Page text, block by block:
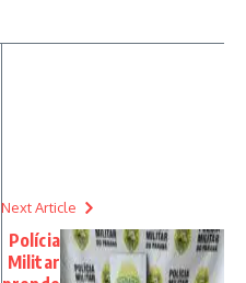
Next Article
Polícia
Militar